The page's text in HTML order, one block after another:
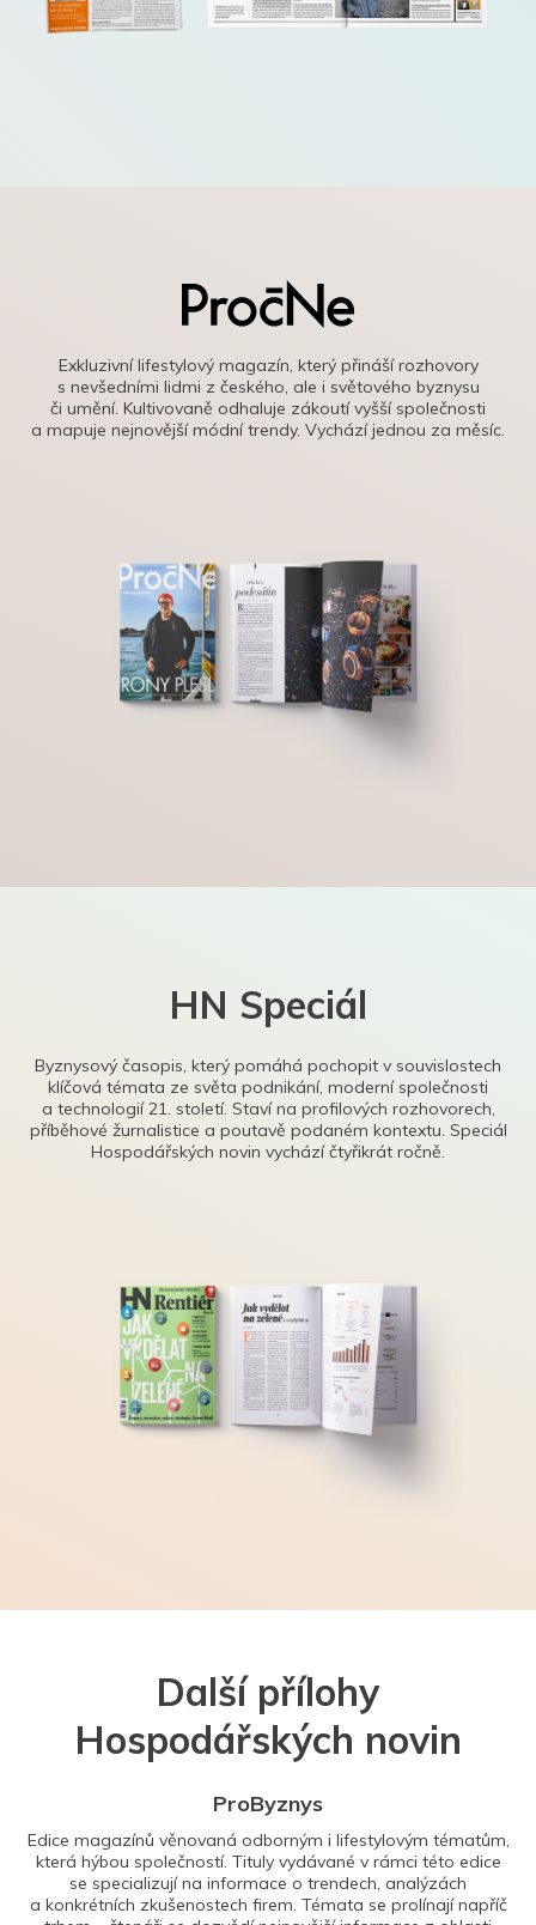
Exkluzivní lifestylový magazín, který přináší rozhovory
s nevšedními lidmi z českého, ale i světového byznysu
či umění. Kultivovaně odhaluje zákoutí vyšší společnosti
a mapuje nejnovější módní trendy. Vychází jednou za měsíc.
HN Speciál
Byznysový časopis, který pomáhá pochopit v souvislostech
klíčová témata ze světa podnikání, moderní společnosti
a technologií 21. století. Staví na profilových rozhovorech,
příběhové žurnalistice a poutavě podaném kontextu. Speciál
Hospodářských novin vychází čtyřikrát ročně.
Další přílohy
Hospodářských novin
ProByznys
Edice magazínů věnovaná odborným i lifestylovým tématům,
která hýbou společností. Tituly vydávané v rámci této edice
se specializují na informace o trendech, analýzách
a konkrétních zkušenostech firem. Témata se prolínají napříč